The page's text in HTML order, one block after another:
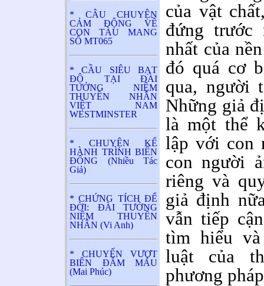
* CÂU CHUYỆN
CẢM ĐỘNG VỀ
CON TÀU MANG
SỐ MT065
* CẦU SIÊU BẠT
ĐỘ TẠI ĐÀI
TƯỞNG NIỆM
THUYỀN NHÂN
VIỆT NAM
WESTMINSTER
* CHUYỆN KỂ
HÀNH TRÌNH BIỂN
ĐÔNG (Nhiều Tác
Giả)
* CHỨNG TÍCH ĐỂ
ĐỜI: ĐÀI TƯỞNG
NIỆM THUYỀN
NHÂN (Vi Anh)
* CHUYẾN VƯỢT
BIÊN ĐẪM MÁU
(Mai Phúc)
của vật
đứng trước
nhất của
đó quá cơ
qua, người
Những giả
là một thể
lập với con
con người
riêng và
giả định
vẫn tiếp
tìm hiểu
luật của
phương